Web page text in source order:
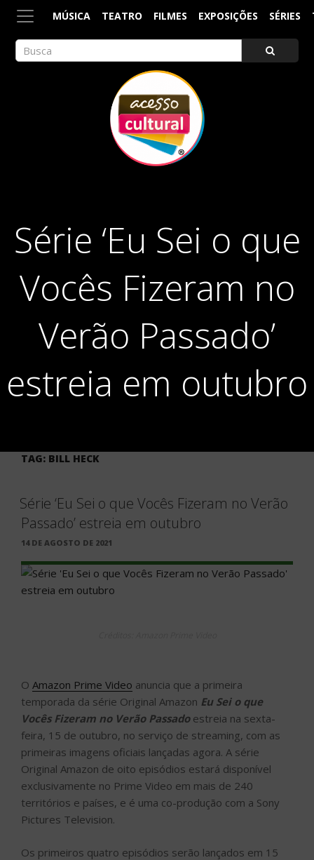
MÚSICA TEATRO FILMES EXPOSIÇÕES SÉRIES
Série ‘Eu Sei o que
Vocês Fizeram no
Verão Passado’
estreia em outubro
TAG: BILL HECK
Série ‘Eu Sei o que Vocês Fizeram no Verão
Passado’ estreia em outubro
PUBLICADO
14 DE AGOSTO DE 2021
O Amazon Prime Video anuncia que a primeira
temporada da série Original Amazon Eu Sei o que
Vocês Fizeram no Verão Passadoestreia na sexta-
feira, 15 de outubro, no serviço de streaming, com as
primeiras imagens oficiais lançadas agora. A série
Original Amazon de oito episódios estará disponível
exclusivamente no Prime Video em mais de 240
territórios e países, e é uma co-produção com a Sony
Pictures Television.
Os primeiros quatro episódios serão lançados em 15